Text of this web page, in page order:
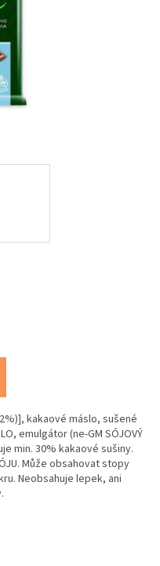
kakaové máslo, sušené
emulgátor (ne-GM SÓJOVÝ
min. 30% kakaové sušiny.
Může obsahovat stopy
Neobsahuje lepek, ani